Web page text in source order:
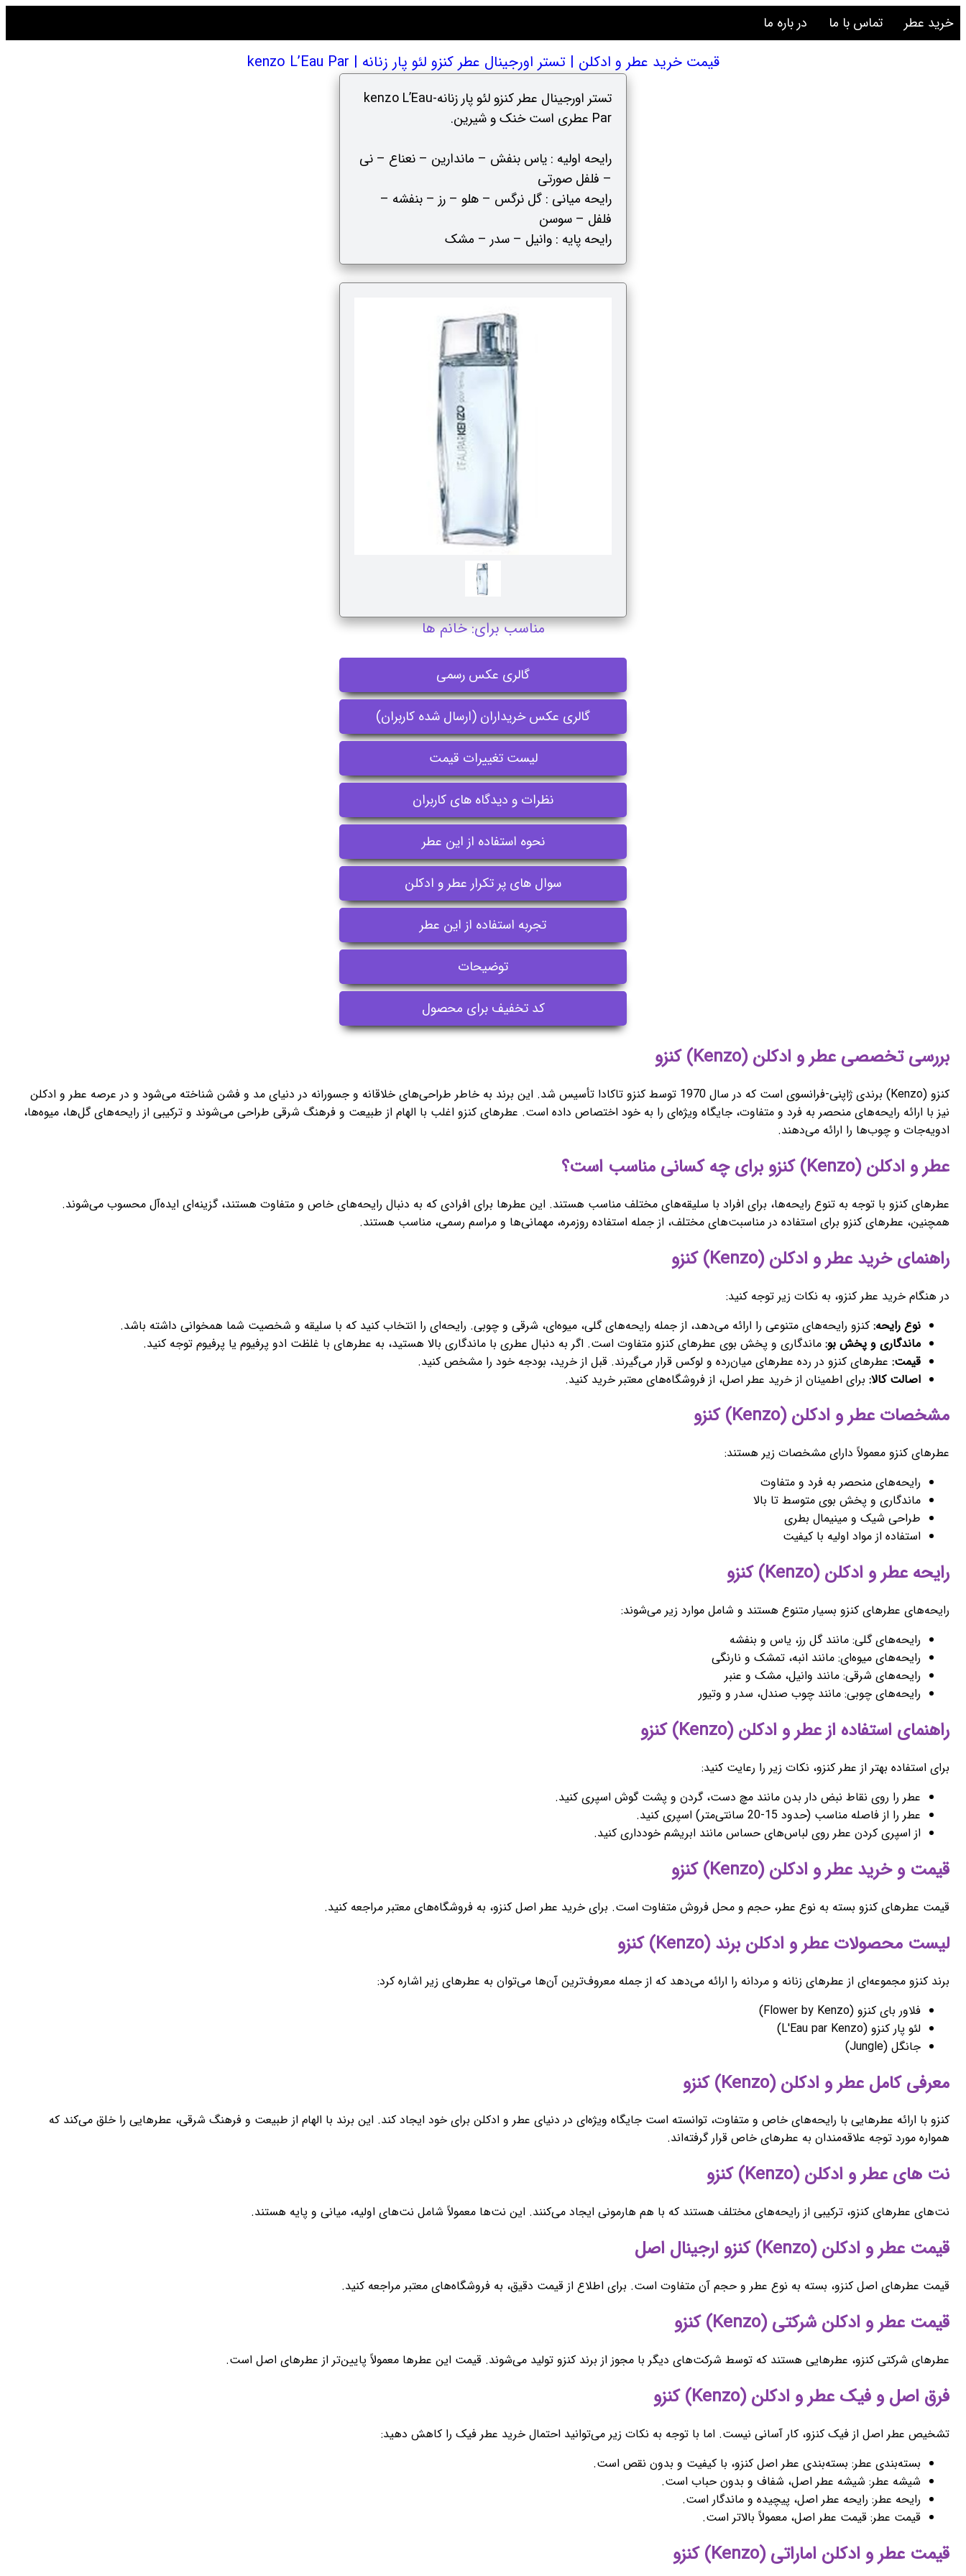
خرید عطر تماس با ما در باره ما
قیمت خرید عطر و ادکلن | تستر اورجینال عطر کنزو لئو پار زنانه | kenzo L’Eau Par
تستر اورجینال عطر کنزو لئو پار زنانه-kenzo L’Eau
Par عطری است خنک و شیرین.
رایحه اولیه : یاس بنفش – ماندارین – نعناع – نی
– فلفل صورتی
رایحه میانی : گل نرگس – هلو – رز – بنفشه –
فلفل – سوسن
رایحه پایه : وانیل – سدر – مشک
مناسب برای: خانم ها
گالری عکس رسمی
گالری عکس خریداران (ارسال شده کاربران)
لیست تغییرات قیمت
نظرات و دیدگاه های کاربران
نحوه استفاده از این عطر
سوال های پر تکرار عطر و ادکلن
تجربه استفاده از این عطر
توضیحات
کد تخفیف برای محصول
بررسی تخصصی عطر و ادکلن (Kenzo) کنزو
کنزو (Kenzo) برندی ژاپنی-فرانسوی است که در سال 1970 توسط کنزو تاکادا تأسیس شد. این برند به خاطر طراحی‌های خلاقانه و جسورانه در دنیای مد و فشن شناخته می‌شود و در عرصه عطر و ادکلن
نیز با ارائه رایحه‌های منحصر به فرد و متفاوت، جایگاه ویژه‌ای را به خود اختصاص داده است. عطرهای کنزو اغلب با الهام از طبیعت و فرهنگ شرقی طراحی می‌شوند و ترکیبی از رایحه‌های گل‌ها، میوه‌ها،
ادویه‌جات و چوب‌ها را ارائه می‌دهند.
عطر و ادکلن (Kenzo) کنزو برای چه کسانی مناسب است؟
عطرهای کنزو با توجه به تنوع رایحه‌ها، برای افراد با سلیقه‌های مختلف مناسب هستند. این عطرها برای افرادی که به دنبال رایحه‌های خاص و متفاوت هستند، گزینه‌ای ایده‌آل محسوب می‌شوند.
همچنین، عطرهای کنزو برای استفاده در مناسبت‌های مختلف، از جمله استفاده روزمره، مهمانی‌ها و مراسم رسمی، مناسب هستند.
راهنمای خرید عطر و ادکلن (Kenzo) کنزو
در هنگام خرید عطر کنزو، به نکات زیر توجه کنید:
نوع رایحه: کنزو رایحه‌های متنوعی را ارائه می‌دهد، از جمله رایحه‌های گلی، میوه‌ای، شرقی و چوبی. رایحه‌ای را انتخاب کنید که با سلیقه و شخصیت شما همخوانی داشته باشد.
ماندگاری و پخش بو: ماندگاری و پخش بوی عطرهای کنزو متفاوت است. اگر به دنبال عطری با ماندگاری بالا هستید، به عطرهای با غلظت ادو پرفیوم یا پرفیوم توجه کنید.
قیمت: عطرهای کنزو در رده عطرهای میان‌رده و لوکس قرار می‌گیرند. قبل از خرید، بودجه خود را مشخص کنید.
اصالت کالا: برای اطمینان از خرید عطر اصل، از فروشگاه‌های معتبر خرید کنید.
مشخصات عطر و ادکلن (Kenzo) کنزو
عطرهای کنزو معمولاً دارای مشخصات زیر هستند:
رایحه‌های منحصر به فرد و متفاوت
ماندگاری و پخش بوی متوسط تا بالا
طراحی شیک و مینیمال بطری
استفاده از مواد اولیه با کیفیت
رایحه عطر و ادکلن (Kenzo) کنزو
رایحه‌های عطرهای کنزو بسیار متنوع هستند و شامل موارد زیر می‌شوند:
رایحه‌های گلی: مانند گل رز، یاس و بنفشه
رایحه‌های میوه‌ای: مانند انبه، تمشک و نارنگی
رایحه‌های شرقی: مانند وانیل، مشک و عنبر
رایحه‌های چوبی: مانند چوب صندل، سدر و وتیور
راهنمای استفاده از عطر و ادکلن (Kenzo) کنزو
برای استفاده بهتر از عطر کنزو، نکات زیر را رعایت کنید:
عطر را روی نقاط نبض دار بدن مانند مچ دست، گردن و پشت گوش اسپری کنید.
عطر را از فاصله مناسب (حدود 15-20 سانتی‌متر) اسپری کنید.
از اسپری کردن عطر روی لباس‌های حساس مانند ابریشم خودداری کنید.
قیمت و خرید عطر و ادکلن (Kenzo) کنزو
قیمت عطرهای کنزو بسته به نوع عطر، حجم و محل فروش متفاوت است. برای خرید عطر اصل کنزو، به فروشگاه‌های معتبر مراجعه کنید.
لیست محصولات عطر و ادکلن برند (Kenzo) کنزو
برند کنزو مجموعه‌ای از عطرهای زنانه و مردانه را ارائه می‌دهد که از جمله معروف‌ترین آن‌ها می‌توان به عطرهای زیر اشاره کرد:
فلاور بای کنزو (Flower by Kenzo)
لئو پار کنزو (L'Eau par Kenzo)
جانگل (Jungle)
معرفی کامل عطر و ادکلن (Kenzo) کنزو
کنزو با ارائه عطرهایی با رایحه‌های خاص و متفاوت، توانسته است جایگاه ویژه‌ای در دنیای عطر و ادکلن برای خود ایجاد کند. این برند با الهام از طبیعت و فرهنگ شرقی، عطرهایی را خلق می‌کند که
همواره مورد توجه علاقه‌مندان به عطرهای خاص قرار گرفته‌اند.
نت های عطر و ادکلن (Kenzo) کنزو
نت‌های عطرهای کنزو، ترکیبی از رایحه‌های مختلف هستند که با هم هارمونی ایجاد می‌کنند. این نت‌ها معمولاً شامل نت‌های اولیه، میانی و پایه هستند.
قیمت عطر و ادکلن (Kenzo) کنزو ارجینال اصل
قیمت عطرهای اصل کنزو، بسته به نوع عطر و حجم آن متفاوت است. برای اطلاع از قیمت دقیق، به فروشگاه‌های معتبر مراجعه کنید.
قیمت عطر و ادکلن شرکتی (Kenzo) کنزو
عطرهای شرکتی کنزو، عطرهایی هستند که توسط شرکت‌های دیگر با مجوز از برند کنزو تولید می‌شوند. قیمت این عطرها معمولاً پایین‌تر از عطرهای اصل است.
فرق اصل و فیک عطر و ادکلن (Kenzo) کنزو
تشخیص عطر اصل از فیک کنزو، کار آسانی نیست. اما با توجه به نکات زیر می‌توانید احتمال خرید عطر فیک را کاهش دهید:
بسته‌بندی عطر: بسته‌بندی عطر اصل کنزو، با کیفیت و بدون نقص است.
شیشه عطر: شیشه عطر اصل، شفاف و بدون حباب است.
رایحه عطر: رایحه عطر اصل، پیچیده و ماندگار است.
قیمت عطر: قیمت عطر اصل، معمولاً بالاتر است.
قیمت عطر و ادکلن اماراتی (Kenzo) کنزو